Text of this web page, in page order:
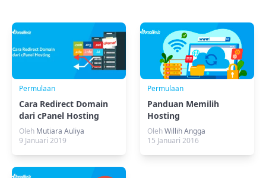
Permulaan
Cara Redirect Domain
dari cPanel Hosting
Oleh Mutiara Auliya
9 Januari 2019
Permulaan
Panduan Memilih
Hosting
OlehWillih Angga
15 Januari 2016